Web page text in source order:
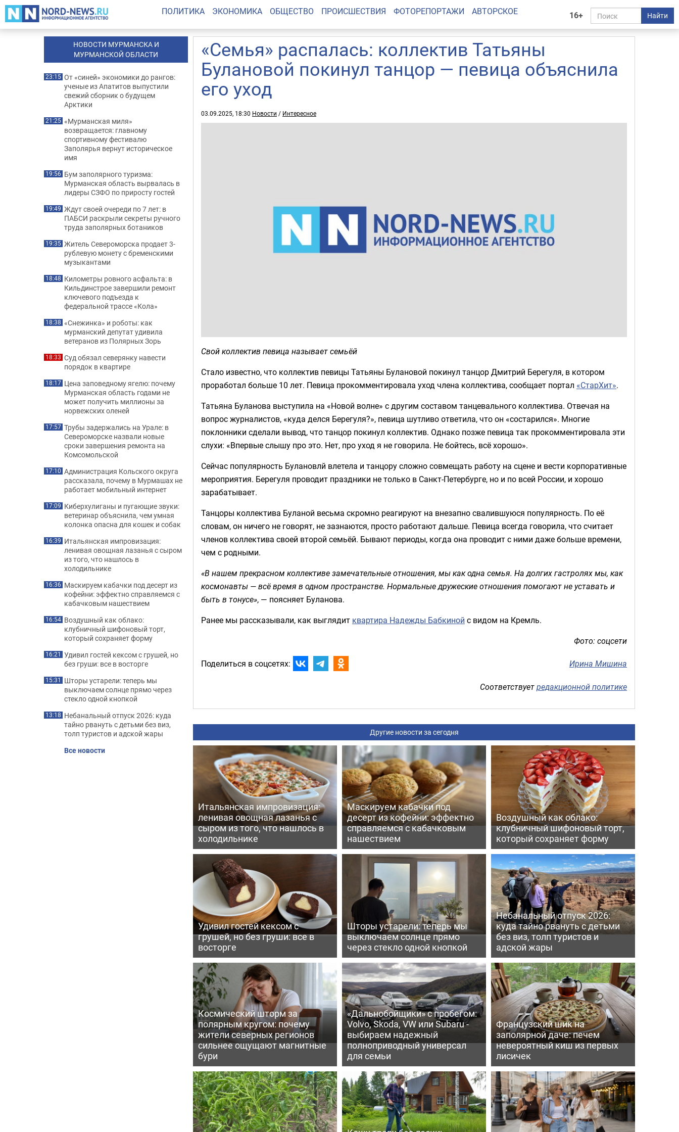
16+ Найти
ПОЛИТИКА ЭКОНОМИКА ОБЩЕСТВО ПРОИСШЕСТВИЯ ФОТОРЕПОРТАЖИ АВТОРСКОЕ
«Семья» распалась: коллектив Татьяны
Булановой покинул танцор — певица объяснила
его уход
03.09.2025, 18:30 Новости / Интересное
Свой коллектив певица называет семьёй
Стало известно, что коллектив певицы Татьяны Булановой покинул танцор Дмитрий Берегуля, в котором
проработал больше 10 лет. Певица прокомментировала уход члена коллектива, сообщает портал «СтарХит».
Татьяна Буланова выступила на «Новой волне» с другим составом танцевального коллектива. Отвечая на
вопрос журналистов, «куда делся Берегуля?», певица шутливо ответила, что он «состарился». Многие
поклонники сделали вывод, что танцор покинул коллектив. Однако позже певица так прокомментировала эти
слухи: «Впервые слышу про это. Нет, про уход я не говорила. Не бойтесь, всё хорошо».
Сейчас популярность Булановлй влетела и танцору сложно совмещать работу на сцене и вести корпоративные
мероприятия. Берегуля проводит праздники не только в Санкт-Петербурге, но и по всей России, и хорошо
зарабатывает.
Танцоры коллектива Буланой весьма скромно реагируют на внезапно свалившуюся популярность. По её
словам, он ничего не говорят, не зазнаются, просто работают дальше. Певица всегда говорила, что считает
членов коллектива своей второй семьёй. Бывают периоды, когда она проводит с ними даже больше времени,
чем с родными.
«В нашем прекрасном коллективе замечательные отношения, мы как одна семья. На долгих гастролях мы, как
космонавты — всё время в одном пространстве. Нормальные дружеские отношения помогают не уставать и
быть в тонусе», — поясняет Буланова.
Ранее мы рассказывали, как выглядит квартира Надежды Бабкиной с видом на Кремль.
Фото: соцсети
Поделиться в соцсетях: Ирина Мишина
Соответствуетредакционной политике
Другие новости за сегодня
Итальянская импровизация:
ленивая овощная лазанья с
сыром из того, что нашлось в
холодильнике
Маскируем кабачки под
десерт из кофейни: эффектно
справляемся с кабачковым
нашествием
Воздушный как облако:
клубничный шифоновый торт,
который сохраняет форму
Удивил гостей кексом с
грушей, но без груши: все в
восторге
Шторы устарели: теперь мы
выключаем солнце прямо
через стекло одной кнопкой
Небанальный отпуск 2026:
куда тайно рвануть с детьми
без виз, толп туристов и
адской жары
Космический шторм за
полярным кругом: почему
жители северных регионов
сильнее ощущают магнитные
бури
«Дальнобойщики» с пробегом:
Volvo, Skoda, VW или Subaru -
выбираем надежный
полноприводный универсал
для семьи
Французский шик на
заполярной даче: печем
невероятный киш из первых
лисичек
НОВОСТИ МУРМАНСКА И
МУРМАНСКОЙ ОБЛАСТИ
23:15 От «синей» экономики до рангов:
ученые из Апатитов выпустили
свежий сборник о будущем
Арктики
21:25 «Мурманская миля»
возвращается: главному
спортивному фестивалю
Заполярья вернут историческое
имя
19:56 Бум заполярного туризма:
Мурманская область вырвалась в
лидеры СЗФО по приросту гостей
19:49 Ждут своей очереди по 7 лет: в
ПАБСИ раскрыли секреты ручного
труда заполярных ботаников
19:35 Житель Североморска продает 3-
рублевую монету с бременскими
музыкантами
18:48 Километры ровного асфальта: в
Кильдинстрое завершили ремонт
ключевого подъезда к
федеральной трассе «Кола»
18:38 «Снежинка» и роботы: как
мурманский депутат удивила
ветеранов из Полярных Зорь
18:33 Суд обязал северянку навести
порядок в квартире
18:17 Цена заповедному ягелю: почему
Мурманская область годами не
может получить миллионы за
норвежских оленей
17:57 Трубы задержались на Урале: в
Североморске назвали новые
сроки завершения ремонта на
Комсомольской
17:10 Администрация Кольского округа
рассказала, почему в Мурмашах не
работает мобильный интернет
17:09 Киберхулиганы и пугающие звуки:
ветеринар объяснила, чем умная
колонка опасна для кошек и собак
16:39 Итальянская импровизация:
ленивая овощная лазанья с сыром
из того, что нашлось в
холодильнике
16:36 Маскируем кабачки под десерт из
кофейни: эффектно справляемся с
кабачковым нашествием
16:54 Воздушный как облако:
клубничный шифоновый торт,
который сохраняет форму
16:21 Удивил гостей кексом с грушей, но
без груши: все в восторге
15:31 Шторы устарели: теперь мы
выключаем солнце прямо через
стекло одной кнопкой
13:18 Небанальный отпуск 2026: куда
тайно рвануть с детьми без виз,
толп туристов и адской жары
Все новости